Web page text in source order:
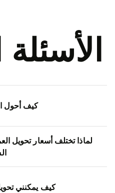
كيف أحول
لماذا تختلف أسعار تحويل
كيف يمكنني